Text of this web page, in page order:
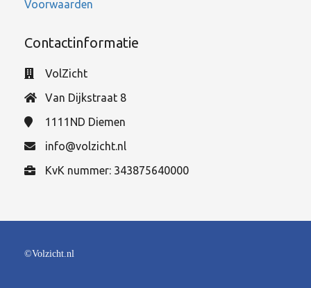
Voorwaarden
Contactinformatie
VolZicht
Van Dijkstraat 8
1111ND Diemen
info@volzicht.nl
KvK nummer: 343875640000
©Volzicht.nl